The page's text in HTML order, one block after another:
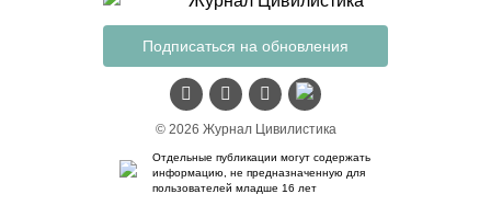
Подписаться на обновления
© 2026 Журнал Цивилистика
Отдельные публикации могут содержать
информацию, не предназначенную для
пользователей младше 16 лет